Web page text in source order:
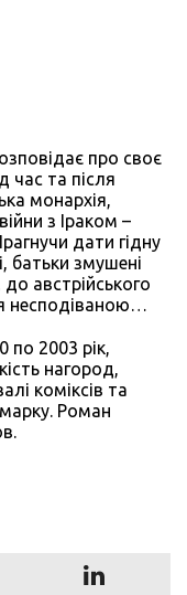
про своє
час та після
монархія,
з Іраком –
дати гідну
батьки змушені
до австрійського
несподіваною…
по 2003 рік,
нагород,
коміксів та
Роман